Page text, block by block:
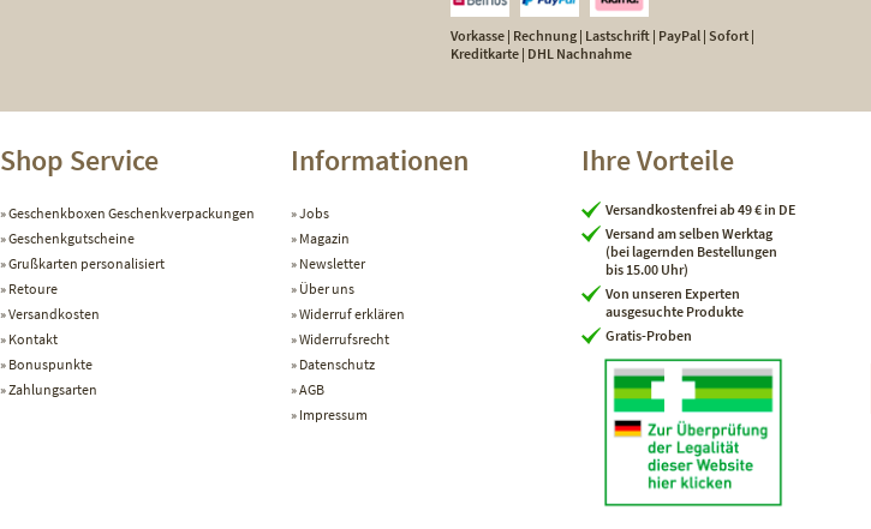
Vorkasse | Rechnung | Lastschrift | PayPal | Sofort |
Kreditkarte | DHL Nachnahme
Shop Service
Geschenkboxen Geschenkverpackungen
Geschenkgutscheine
Grußkarten personalisiert
Retoure
Versandkosten
Kontakt
Bonuspunkte
Zahlungsarten
Informationen
Jobs
Magazin
Newsletter
Über uns
Widerruf erklären
Widerrufsrecht
Datenschutz
AGB
Impressum
Ihre Vorteile
Versandkostenfrei ab 49 € in DE
Versand am selben Werktag
(bei lagernden Bestellungen
bis 15.00 Uhr)
Von unseren Experten
ausgesuchte Produkte
Gratis-Proben